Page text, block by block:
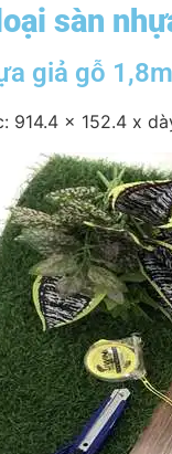
sàn
giả gỗ
914.4 x 152.4 x